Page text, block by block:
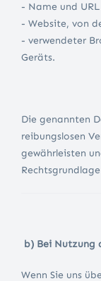
- Name und
- Website, von
- verwendeter
Geräts.
Die genannten
reibungslosen
gewährleisten
b) Bei Nutzung
Wenn Sie uns